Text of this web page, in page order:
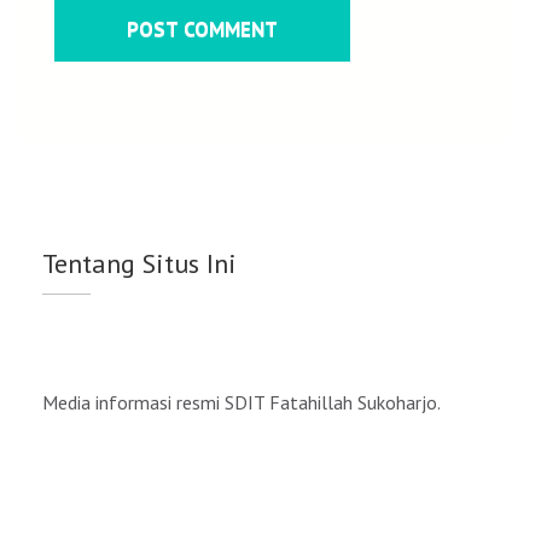
Tentang Situs Ini
Media informasi resmi SDIT Fatahillah Sukoharjo.